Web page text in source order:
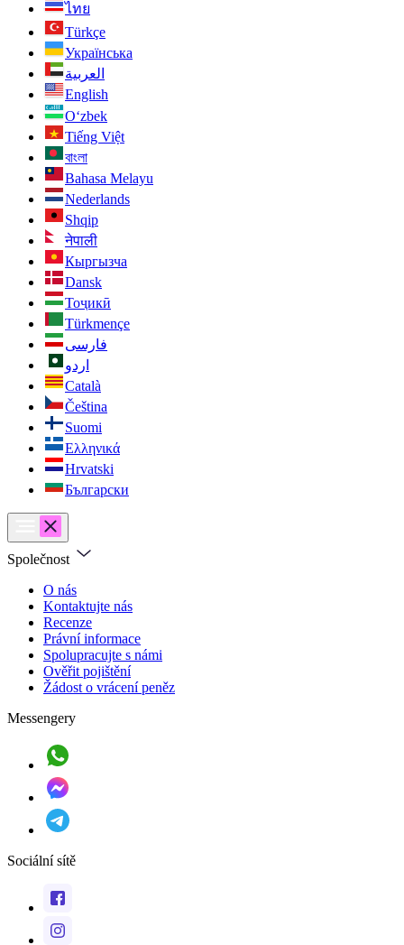
ไทย
Türkçe
Українська
العربية
English
O‘zbek
Tiếng Việt
বাংলা
Bahasa Melayu
Nederlands
Shqip
नेपाली
Кыргызча
Dansk
Тоҷикӣ
Türkmençe
فارسی
اردو
Català
Čeština
Suomi
Ελληνικά
Hrvatski
Български
Společnost
O nás
Kontaktujte nás
Recenze
Právní informace
Spolupracujte s námi
Ověřit pojištění
Žádost o vrácení peněz
Messengery
Sociální sítě